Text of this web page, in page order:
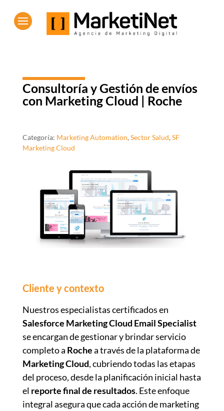
Consultoría y Gestión de envíos
con Marketing Cloud | Roche
Categoría: Marketing Automation, Sector Salud, SF
Marketing Cloud
Cliente y contexto
Nuestros especialistas certificados en
Salesforce Marketing Cloud Email Specialist
se encargan de gestionar y brindar servicio
completo a Rochea través de la plataforma de
Marketing Cloud, cubriendo todas las etapas
del proceso, desde la planificación inicial hasta
el reporte final de resultados. Este enfoque
integral asegura que cada acción de marketing